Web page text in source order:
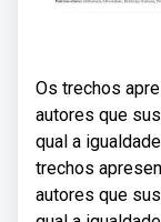
Os trechos
autores que
qual a
trechos
autores que